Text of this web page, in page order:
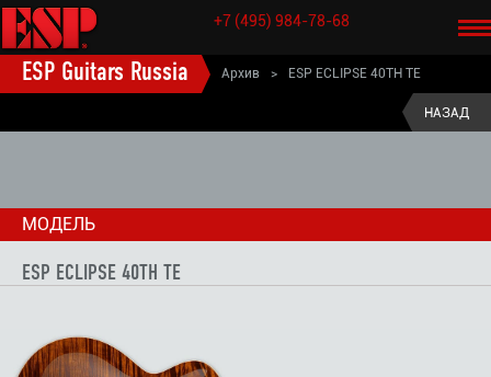
+7 (495) 984-78-68
ESP Guitars Russia Архив > ESP ECLIPSE 40TH TE
НАЗАД
МОДЕЛЬ
ESP ECLIPSE 40TH TE